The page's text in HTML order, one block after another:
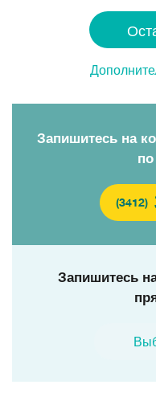
Запишитесь на
(3412)
Запишитесь